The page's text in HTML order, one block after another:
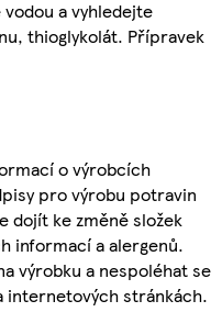
a vyhledejte
thioglykolát. Přípravek
o výrobcích
pro výrobu potravin
dojít ke změně složek
informací a alergenů.
výrobku a nespoléhat se
internetových stránkách.